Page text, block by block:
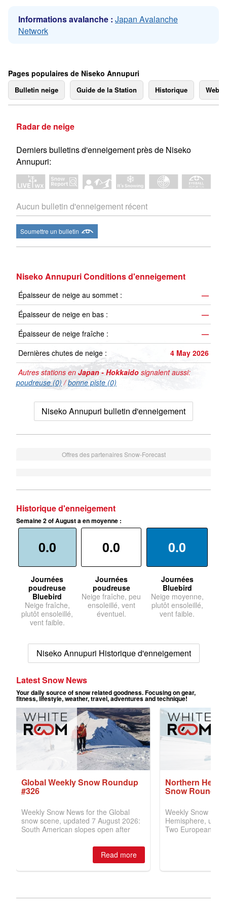
Informations avalanche : Japan Avalanche
Network
Pages populaires de Niseko Annupuri
Bulletin neige Guide de la Station Historique
Radar de neige
Derniers bulletins d'enneigement près de Niseko
Annupuri:
Aucun bulletin d'enneigement récent
Soumettre un bulletin
Niseko Annupuri Conditions d'enneigement
Épaisseur de neige au sommet :
—
Épaisseur de neige en bas :
—
Épaisseur de neige fraîche :
—
Dernières chutes de neige :
4 May 2026
Autres stations en Japan - Hokkaido signalent aussi:
poudreuse (0) /bonne piste (0)
Niseko Annupuri bulletin d'enneigement
Offres des partenaires Snow-Forecast
Historique d'enneigement
Semaine 2 of August a en moyenne :
0.0
Journées
poudreuse
Bluebird
Neige fraîche,
plutôt ensoleillé,
vent faible.
0.0
Journées
poudreuse
Neige fraîche, peu
ensoleillé, vent
éventuel.
0.0
Journées
Bluebird
Neige moyenne,
plutôt ensoleillé,
vent faible.
Niseko Annupuri Historique d'enneigement